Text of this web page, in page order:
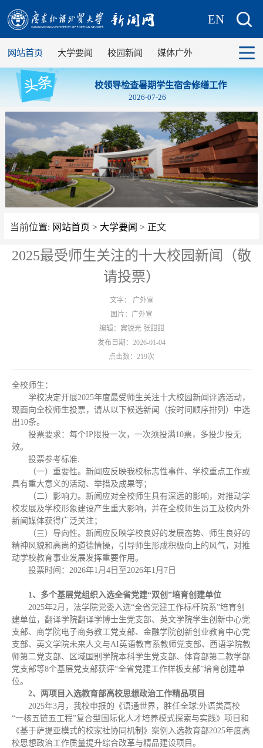
EN
网站首页 大学要闻 校园新闻 媒体广外
校领导检查暑期学生宿舍修缮工作
2026-07-26
当前位置: 网站首页 > 大学要闻 > 正文
2025最受师生关注的十大校园新闻（敬
请投票）
文字： 广外宣
图片：广外宣
编辑：宾锐光 张甜甜
发布日期：2026-01-04
点击数： 219次
全校师生：
学校决定开展2025年度最受师生关注十大校园新闻评选活动，
现面向全校师生投票，请从以下候选新闻（按时间顺序排列）中选
出10条。
投票要求：每个IP限投一次，一次须投满10票，多投少投无
效。
投票参考标准:
（一）重要性。新闻应反映我校标志性事件、学校重点工作或
具有重大意义的活动、举措及成果等；
（二）影响力。新闻应对全校师生具有深远的影响，对推动学
校发展及学校形象建设产生重大影响，并在全校师生员工及校内外
新闻媒体获得广泛关注；
（三）导向性。新闻应反映学校良好的发展态势、师生良好的
精神风貌和高尚的道德情操，引导师生形成积极向上的风气，对推
动学校教育事业发展发挥重要作用。
投票时间：2026年1月4日至2026年1月7日
1、多个基层党组织入选全省党建“双创”培育创建单位
2025年2月，法学院党委入选“全省党建工作标杆院系”培育创
建单位，翻译学院翻译学博士生党支部、英文学院学生创新中心党
支部、商学院电子商务教工党支部、金融学院创新创业教育中心党
支部、英文学院未来人文与AI英语教育系教师党支部、西语学院教
师第二党支部、区域国别学院本科学生党支部、体育部第二教学部
党支部等8个基层党支部获评“全省党建工作样板支部”培育创建单
位。
2、两项目入选教育部高校思想政治工作精品项目
2025年3月，我校申报的《语通世界，胜任全球:外语类高校
“一核五链五工程”复合型国际化人才培养模式探索与实践》项目和
《基于萨提亚模式的校家社协同机制》案例入选教育部2025年度高
校思想政治工作质量提升综合改革与精品建设项目。